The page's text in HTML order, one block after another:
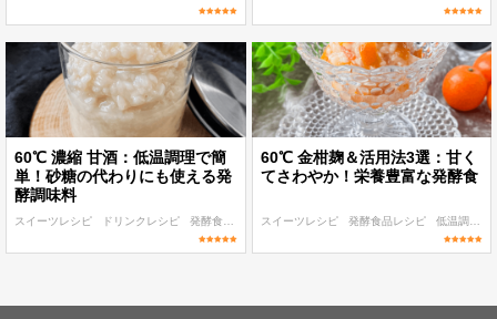
60℃ 濃縮 甘酒：低温調理で簡
単！砂糖の代わりにも使える発
酵調味料
スイーツレシピ ドリンクレシピ 発酵食品レシピ 低温調理 麹・発酵食レシピ 60℃〜
60℃ 金柑麹＆活用法3選：甘く
てさわやか！栄養豊富な発酵食
スイーツレシピ 発酵食品レシピ 低温調理 麹・発酵食レシピ